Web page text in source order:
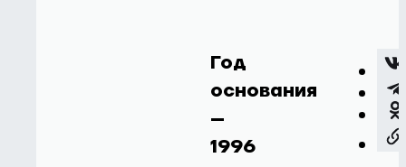
Год
основания
–
1996